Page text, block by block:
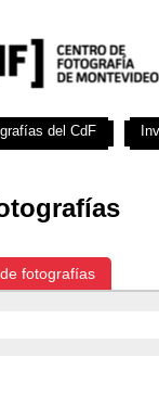
fotografías
del CdF